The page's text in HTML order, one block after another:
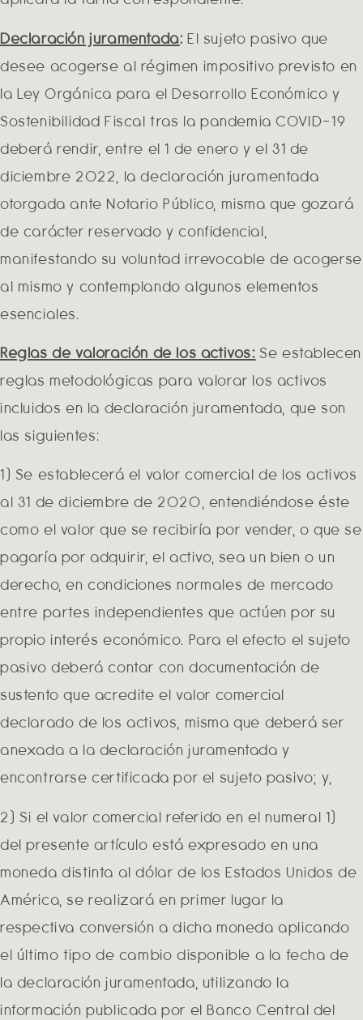
Declaración juramentada: El sujeto pasivo que
desee acogerse al régimen impositivo previsto en
la Ley Orgánica para el Desarrollo Económico y
Sostenibilidad Fiscal tras la pandemia COVID-19
deberá rendir, entre el 1 de enero y el 31 de
diciembre 2022, la declaración juramentada
otorgada ante Notario Público, misma que gozará
de carácter reservado y confidencial,
manifestando su voluntad irrevocable de acogerse
al mismo y contemplando algunos elementos
esenciales.
Reglas de valoración de los activos: Se establecen
reglas metodológicas para valorar los activos
incluidos en la declaración juramentada, que son
las siguientes:
1) Se establecerá el valor comercial de los activos
al 31 de diciembre de 2020, entendiéndose éste
como el valor que se recibiría por vender, o que se
pagaría por adquirir, el activo, sea un bien o un
derecho, en condiciones normales de mercado
entre partes independientes que actúen por su
propio interés económico. Para el efecto el sujeto
pasivo deberá contar con documentación de
sustento que acredite el valor comercial
declarado de los activos, misma que deberá ser
anexada a la declaración juramentada y
encontrarse certificada por el sujeto pasivo; y,
2) Si el valor comercial referido en el numeral 1)
del presente artículo está expresado en una
moneda distinta al dólar de los Estados Unidos de
América, se realizará en primer lugar la
respectiva conversión a dicha moneda aplicando
el último tipo de cambio disponible a la fecha de
la declaración juramentada, utilizando la
información publicada por el Banco Central del